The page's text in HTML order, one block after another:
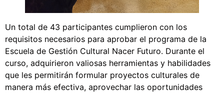
Un total de 43 participantes cumplieron con los
requisitos necesarios para aprobar el programa de la
Escuela de Gestión Cultural Nacer Futuro. Durante el
curso, adquirieron valiosas herramientas y habilidades
que les permitirán formular proyectos culturales de
manera más efectiva, aprovechar las oportunidades